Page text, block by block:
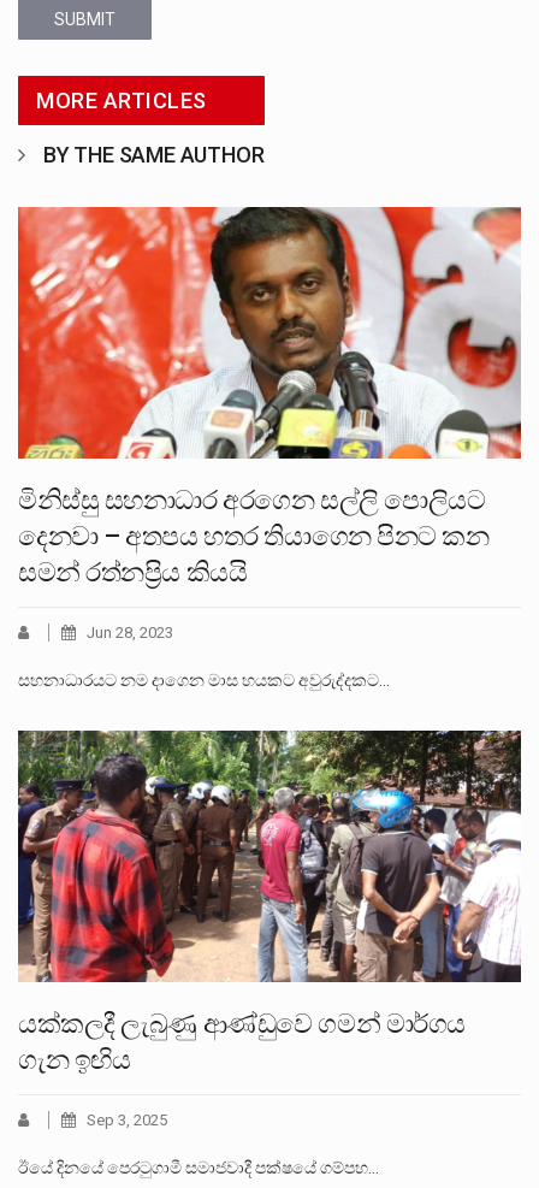
SUBMIT
MORE ARTICLES
BY THE SAME AUTHOR
මිනිස්සු සහනාධාර අරගෙන සල්ලි පොලියට
දෙනවා – අතපය හතර තියාගෙන පිනට කන
සමන් රත්නප්‍රිය කියයි
Jun 28, 2023
සහනාධාරයට නම දාගෙන මාස හයකට අවුරුද්දකට…
යක්කලදී ලැබුණු ආණ්ඩුවෙ ගමන් මාර්ගය
ගැන ඉඟිය
Sep 3, 2025
ඊයේ දිනයේ පෙරටුගාමී සමාජවාදී පක්ෂයේ ගම්පහ…